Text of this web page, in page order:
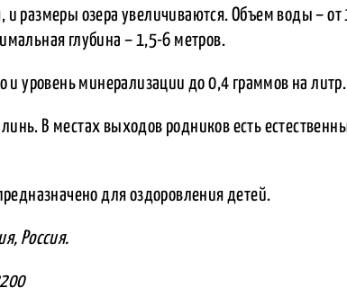
размеры озера увеличиваются. Объем воды – от
глубина – 1,5-6 метров.
и уровень минерализации до 0,4 граммов на литр.
В местах выходов родников есть
для оздоровления детей.
Россия.